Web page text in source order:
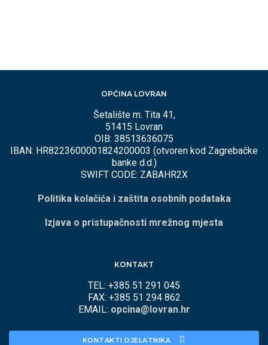
OPĆINA LOVRAN
Šetalište m. Tita 41,
51415 Lovran
OIB: 38513636075
IBAN: HR8223600001824200003 (otvoren kod Zagrebačke
banke d.d.)
SWIFT CODE: ZABAHR2X
Politika kolačića i zaštita osobnih podataka
Izjava o pristupačnosti mrežnog mjesta
KONTAKT
TEL: +385 51 291 045
FAX: +385 51 294 862
EMAIL: opcina@lovran.hr
KONTAKTI DJELATNIKA